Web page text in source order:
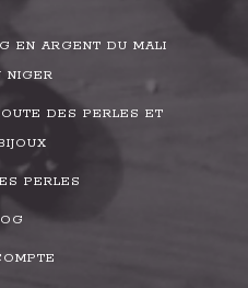
EN ARGENT DU MALI
NIGER
DES PERLES ET
PERLES